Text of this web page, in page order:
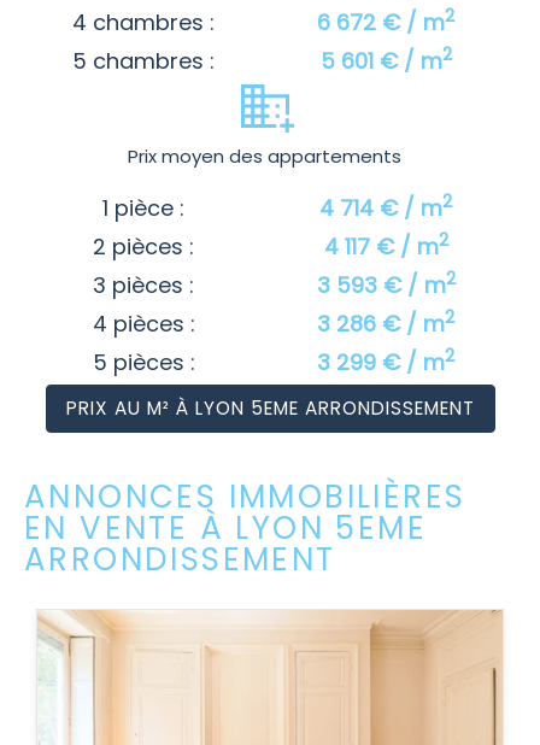
4 chambres : 6 672 € / m2
5 chambres : 5 601 € / m2
Prix moyen des appartements
1 pièce : 4 714 € / m2
2 pièces : 4 117 € / m2
3 pièces : 3 593 € / m2
4 pièces : 3 286 € / m2
5 pièces : 3 299 € / m2
PRIX AU M² À LYON 5EME ARRONDISSEMENT
ANNONCES IMMOBILIÈRES
EN VENTE À LYON 5EME
ARRONDISSEMENT